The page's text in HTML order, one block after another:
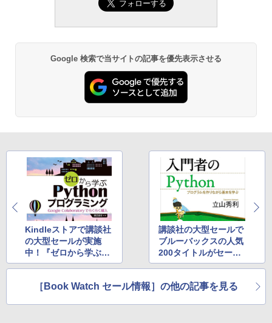
Google 検索で当サイトの記事を優先表示させる
Kindleストアで講談社
の大型セールが実施
中！『ゼロから学ぶPy
thonプログラミング』
講談社の大型セールで
ブルーバックスの人気
200タイトルがセール
中！
［Book Watch セール情報］の他の記事を見る